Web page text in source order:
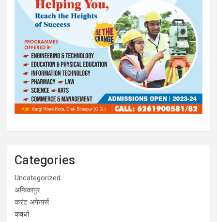
Categories
Uncategorized
अम्बिकापुर
करंट अफेयर्स
कवर्धा